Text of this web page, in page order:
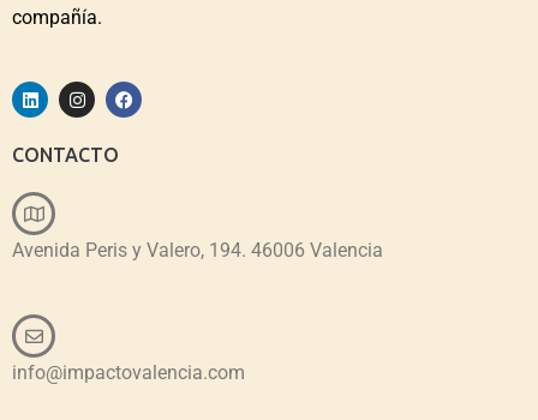
compañía.
CONTACTO
Avenida Peris y Valero, 194. 46006 Valencia
info@impactovalencia.com